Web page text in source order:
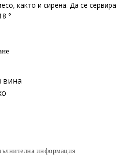
както и сирена. Да се сервира
°
вина
информация